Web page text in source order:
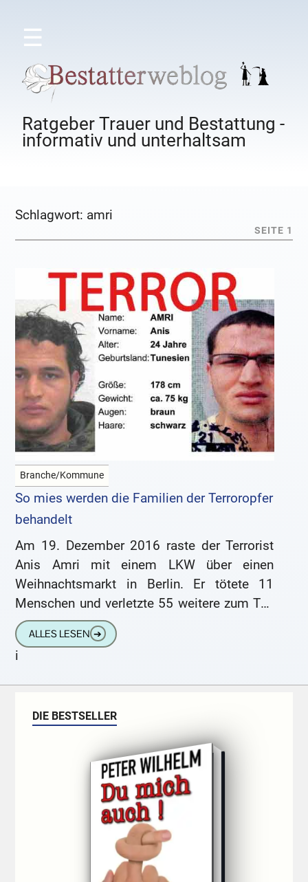
☰
Ratgeber Trauer und Bestattung -
informativ und unterhaltsam
Schlagwort: amri
SEITE 1
Branche/Kommune
So mies werden die Familien der Terroropfer
behandelt
Am 19. Dezember 2016 raste der Terrorist
Anis Amri mit einem LKW über einen
Weihnachtsmarkt in Berlin. Er tötete 11
Menschen und verletzte 55 weitere zum Teil
schwer. Wut und
ALLES LESEN ➔
i
DIE BESTSELLER